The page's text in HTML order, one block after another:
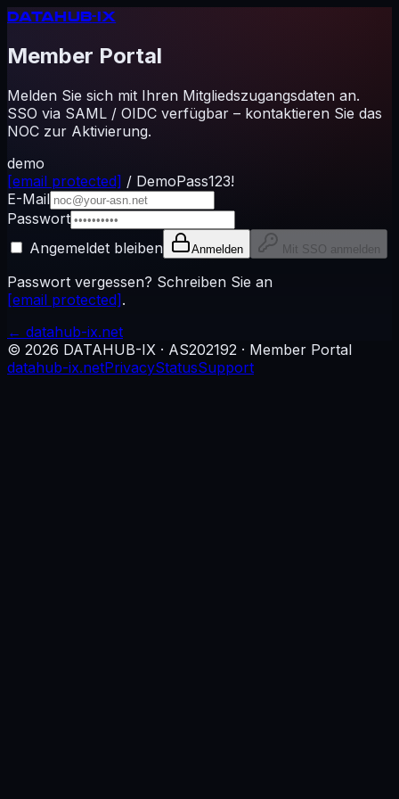
DATAHUB-IX
Member Portal
Melden Sie sich mit Ihren Mitgliedszugangsdaten an.
SSO via SAML / OIDC verfügbar – kontaktieren Sie das
NOC zur Aktivierung.
demo
[email protected] / DemoPass123!
E-Mail
Passwort
Angemeldet bleiben
Anmelden Mit SSO anmelden
Passwort vergessen? Schreiben Sie an
[email protected].
← datahub-ix.net
© 2026 DATAHUB-IX · AS202192 · Member Portal
datahub-ix.netPrivacyStatusSupport